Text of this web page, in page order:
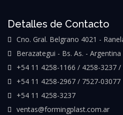
Detalles de Contacto
Cno. Gral. Belgrano 4021 -
Berazategui - Bs. As. - Argentina
+54 11 4258-1166 / 4258-3237 /
+54 11 4258-2967 / 7527-03077
+54 11 4258-3237
ventas@formingplast.com.ar